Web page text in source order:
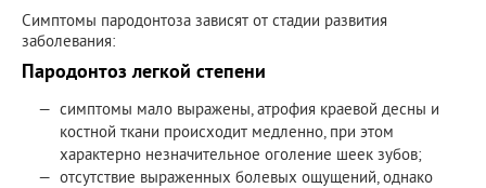
Симптомы пародонтоза зависят от стадии развития
заболевания:
Пародонтоз легкой степени
симптомы мало выражены, атрофия краевой десны и
костной ткани происходит медленно, при этом
характерно незначительное оголение шеек зубов;
отсутствие выраженных болевых ощущений, однако